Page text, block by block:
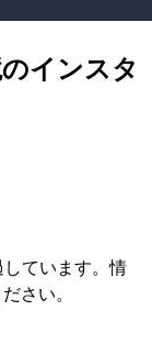
インスタ
ています。情
さい。